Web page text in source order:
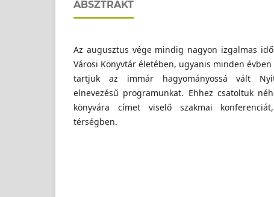
ABSZTRAKT
Az augusztus vége mindig nagyon izgalmas
Városi Könyvtár életében, ugyanis minden
tartjuk az immár hagyományossá vált
elnevezésű programunkat. Ehhez csatoltuk
könyvára címet viselő szakmai
térségben.